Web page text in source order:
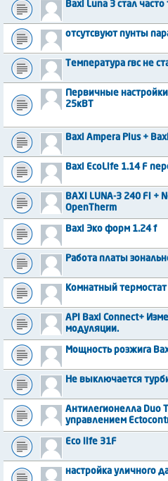
Baxi Luna 3 стал часто
отсутсвуют пунты
Температура гвс не
Первичные
25кВТ
Baxi Ampera Plus +
Baxi EcoLife 1.14 F
BAXI LUNA-3 240 Fi +
OpenTherm
Baxi Эко форм 1.24 f
Работа платы
Комнатный
API Baxi Connect+
модуляции.
Мощность розжига
Не выключается
Антилегионелла Duo
управлением
Eco life 31F
настройка уличного